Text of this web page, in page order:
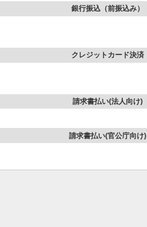
銀行振込（前振込み）
クレジットカード決済
請求書払い(法人向け)
請求書払い(官公庁向け)